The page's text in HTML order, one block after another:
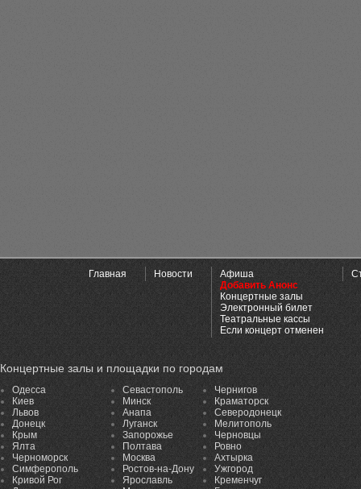
Главная Новости
Афиша
Добавить Анонс
Концертные залы
Электронный билет
Театральные кассы
Если концерт отменен
Концертные залы и площадки по городам
Одесса
Киев
Львов
Донецк
Крым
Ялта
Черноморск
Симферополь
Кривой Рог
Севастополь
Минск
Анапа
Луганск
Запорожье
Полтава
Москва
Ростов-на-Дону
Ярославль
Чернигов
Краматорск
Северодонецк
Мелитополь
Черновцы
Ровно
Ахтырка
Ужгород
Кременчуг